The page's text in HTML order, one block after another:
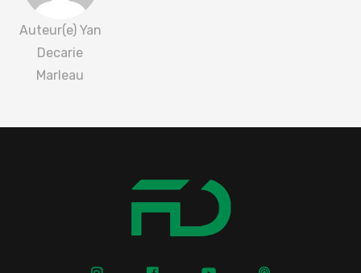
Auteur(e) Yan
Decarie
Marleau